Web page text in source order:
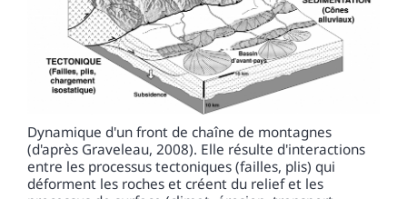
Dynamique d'un front de chaîne de montagnes
(d'après Graveleau, 2008). Elle résulte d'interactions
entre les processus tectoniques (failles, plis) qui
déforment les roches et créent du relief et les